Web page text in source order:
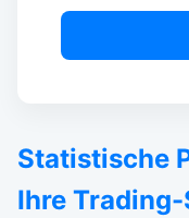
Statistische
Ihre